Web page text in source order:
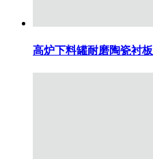
高炉下料罐耐磨陶瓷衬板